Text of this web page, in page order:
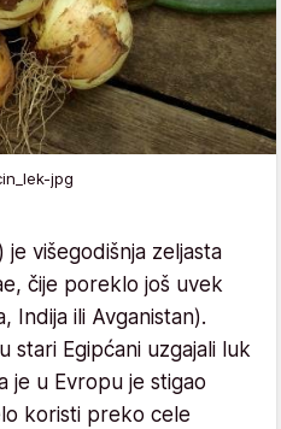
jpg
višegodišnja zeljasta
čije poreklo još uvek
Indija ili Avganistan).
stari Egipćani uzgajali luk
je u Evropu je stigao
koristi preko cele